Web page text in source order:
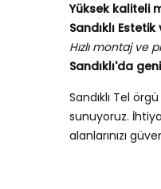
Yüksek kaliteli
Sandıklı
Hızlı montaj ve
Sandıklı'da
Sandıklı Tel
sunuyoruz.
alanlarınızı